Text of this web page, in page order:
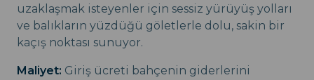
uzaklaşmak isteyenler için sessiz yürüyüş yolları
ve balıkların yüzdüğü göletlerle dolu, sakin bir
kaçış noktası sunuyor.
Maliyet: Giriş ücreti bahçenin giderlerini